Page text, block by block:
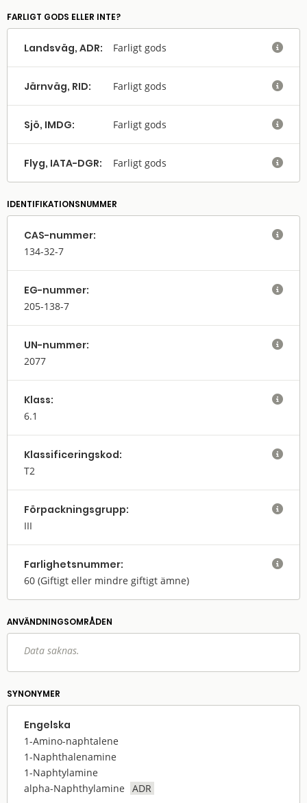
FARLIGT GODS ELLER INTE?
Landsväg, ADR: Farligt gods 
Järnväg, RID: Farligt gods 
Sjö, IMDG: Farligt gods 
Flyg, IATA-DGR: Farligt gods 
IDENTIFIKATIONSNUMMER
CAS-nummer:
134-32-7

EG-nummer:
205-138-7

UN-nummer:
2077

Klass:
6.1

Klassifi­cerings­kod:
T2

Förpack­nings­grupp:
III

Farlighets­nummer:
60 (Giftigt eller mindre giftigt ämne)

ANVÄNDNINGS­OMRÅDEN
Data saknas.
SYNONYMER
Engelska
1-Amino-naphtalene
1-Naphthalenamine
1-Naphtylamine
alpha-Naphthylamine
ADR